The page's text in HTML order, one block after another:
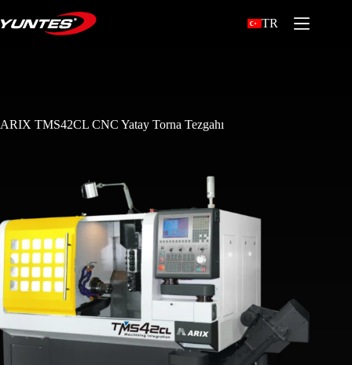
TR
ARIX TMS42CL CNC Yatay Torna Tezgahı